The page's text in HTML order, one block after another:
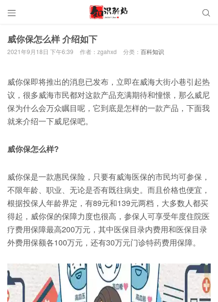
 
威你保怎么样 介绍如下
2021年9月18日 下午6:39 作者：zgahxd 分类： 百科知识
威你保即将推出的消息已发布，立即在威海大街小巷引起热
议，很多威海市民都对这款产品充满期待和憧憬，那么威尼
保为什么会万众瞩目呢，它到底是怎样的一款产品，下面我
就来介绍一下威尼保吧。
威你保怎么样?
威你保是一款惠民保险，只要有威海医保的市民均可参保，
不限年龄、职业、无论是否有既往病史。而且价格也便宜，
根据投保人年龄界定，有89元和139元两档，大多数人都买
得起，威你保的保障力度也很高，参保人可享受年度住院医
疗费用保障最高200万元，其中医保目录内费用和医保目录
外费用保额各100万元，还有30万元门诊特药费用保障。